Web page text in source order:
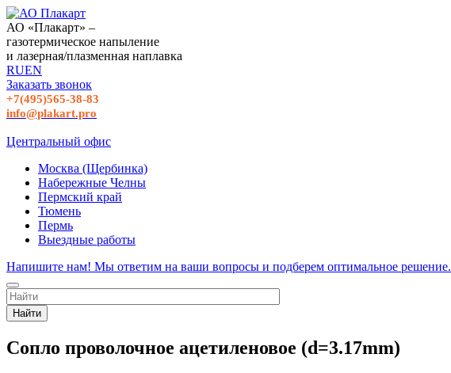
АО «Плакарт» –
газотермическое напыление
и лазерная/плазменная наплавка
RUEN
Заказать звонок
+7(495)565-38-83
info@plakart.pro
Центральный офис
Москва (Щербинка)
Набережные Челны
Пермский край
Тюмень
Пермь
Выездные работы
Напишите нам! Мы ответим на ваши вопросы и подберем оптимальное решение.
Найти
Сопло проволочное ацетиленовое (d=3.17mm)